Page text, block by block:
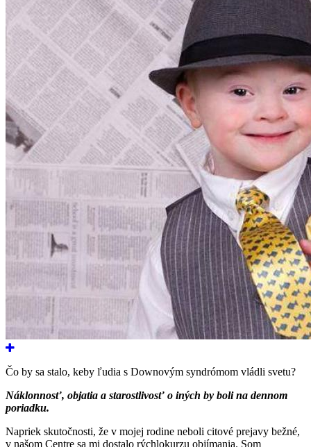
Čo by sa stalo, keby ľudia s Downovým syndrómom vládli svetu?
Náklonnosť, objatia a starostlivosť o iných by boli na dennom
poriadku.
Napriek skutočnosti, že v mojej rodine neboli citové prejavy bežné,
v našom Centre sa mi dostalo rýchlokurzu objímania. Som